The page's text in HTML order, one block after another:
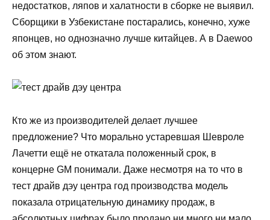
недостатков, ляпов и халатности в сборке не выявил.
Сборщики в Узбекистане постарались, конечно, хуже
японцев, но однозначно лучше китайцев. А в Daewoo
об этом знают.
Кто же из производителей делает лучшее
предложение? Что морально устаревшая Шевроле
Лачетти ещё не откатала положенный срок, в
концерне GM понимали. Даже несмотря на то что в
тест драйв дэу центра год производства модель
показала отрицательную динамику продаж, в